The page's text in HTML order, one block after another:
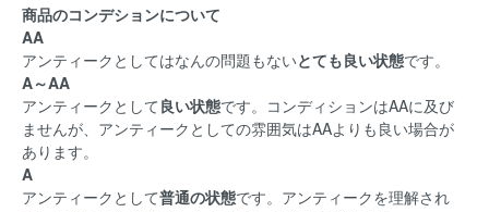
商品のコンデションについて
AA
アンティークとしてはなんの問題もないとても良い状態です。
A～AA
アンティークとして 良い状態です。コンディションはAAに及び
ませんが、アンティークとしての雰囲気はAAよりも良い場合が
あります。
A
アンティークとして普通の状態です。アンティークを理解され